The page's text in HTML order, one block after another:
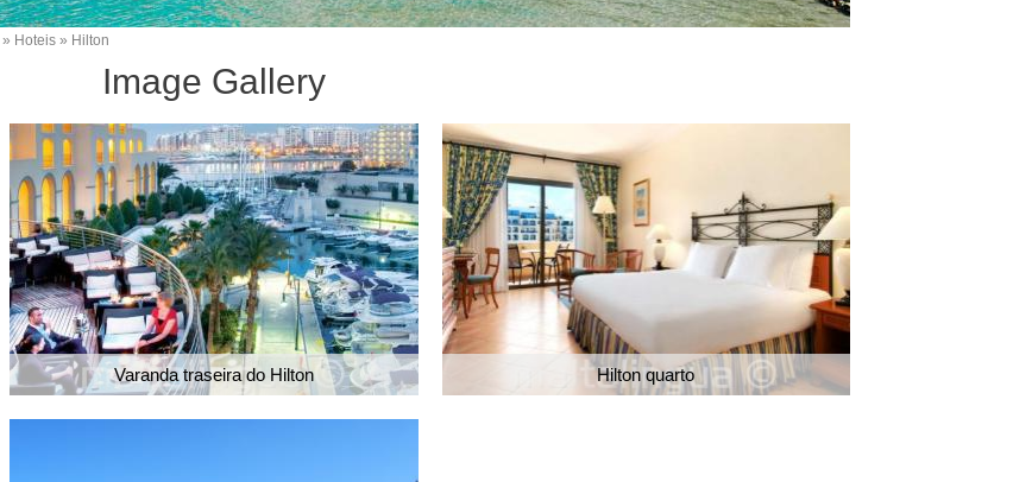
Hoteis Hilton
Image Gallery
Varanda traseira do Hilton Hilton quarto